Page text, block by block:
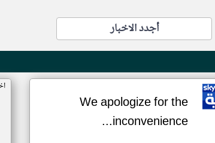
أجدد الاخبار
We apologize for the
inconvenience...